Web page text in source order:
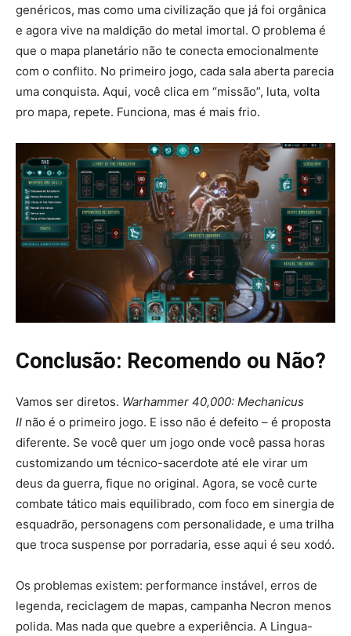
genéricos, mas como uma civilização que já foi orgânica
e agora vive na maldição do metal imortal. O problema é
que o mapa planetário não te conecta emocionalmente
com o conflito. No primeiro jogo, cada sala aberta parecia
uma conquista. Aqui, você clica em “missão”, luta, volta
pro mapa, repete. Funciona, mas é mais frio.
Conclusão: Recomendo ou Não?
Vamos ser diretos. Warhammer 40,000: Mechanicus
II não é o primeiro jogo. E isso não é defeito – é proposta
diferente. Se você quer um jogo onde você passa horas
customizando um técnico-sacerdote até ele virar um
deus da guerra, fique no original. Agora, se você curte
combate tático mais equilibrado, com foco em sinergia de
esquadrão, personagens com personalidade, e uma trilha
que troca suspense por porradaria, esse aqui é seu xodó.
Os problemas existem: performance instável, erros de
legenda, reciclagem de mapas, campanha Necron menos
polida. Mas nada que quebre a experiência. A Lingua-